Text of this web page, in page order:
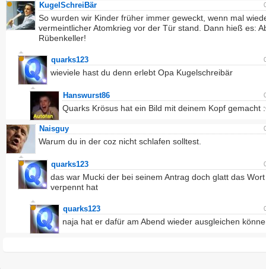
KugelSchreiBär
So wurden wir Kinder früher immer geweckt, wenn mal
vermeintlicher Atomkrieg vor der Tür stand. Dann hieß es:
Rübenkeller!
quarks123
wieviele hast du denn erlebt Opa Kugelschreibär
Hanswurst86
Quarks Krösus hat ein Bild mit deinem Kopf gemacht
Naisguy
Warum du in der coz nicht schlafen solltest.
quarks123
das war Mucki der bei seinem Antrag doch glatt das
verpennt hat
quarks123
naja hat er dafür am Abend wieder ausgleichen